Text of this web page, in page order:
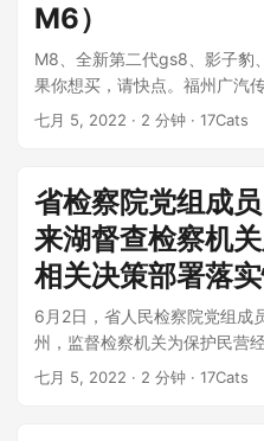
M6）
M8、全新第二代gs8、影子豹
果你想买，请快点。福州广汽
聚福州广汽智，有勇气...
七月 5, 2022 · 2 分钟 · 17Cats
省检察院党组成
来湖督查检察机
相关决策部署落
6月2日，省人民检察院党组成
州，监督检察机关为保护民营
的执行情况。湖州检察院党组成
七月 5, 2022 · 2 分钟 · 17Cats